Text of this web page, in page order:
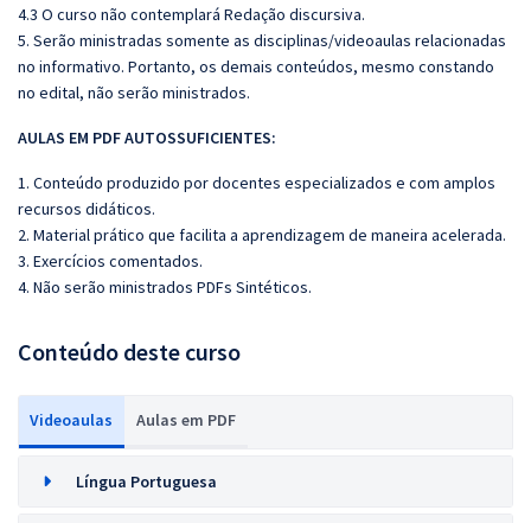
4.3 O curso não contemplará Redação discursiva.
5. Serão ministradas somente as disciplinas/videoaulas relacionadas
no informativo. Portanto, os demais conteúdos, mesmo constando
no edital, não serão ministrados.
AULAS EM PDF AUTOSSUFICIENTES:
1. Conteúdo produzido por docentes especializados e com amplos
recursos didáticos.
2. Material prático que facilita a aprendizagem de maneira acelerada.
3. Exercícios comentados.
4. Não serão ministrados PDFs Sintéticos.
Conteúdo deste curso
Videoaulas Aulas em PDF
Língua Portuguesa